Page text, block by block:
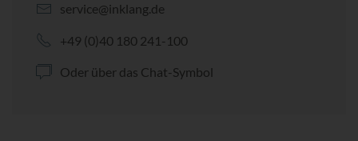
service@inklang.de
+49 (0)40 180 241-100
Oder über das Chat-Symbol